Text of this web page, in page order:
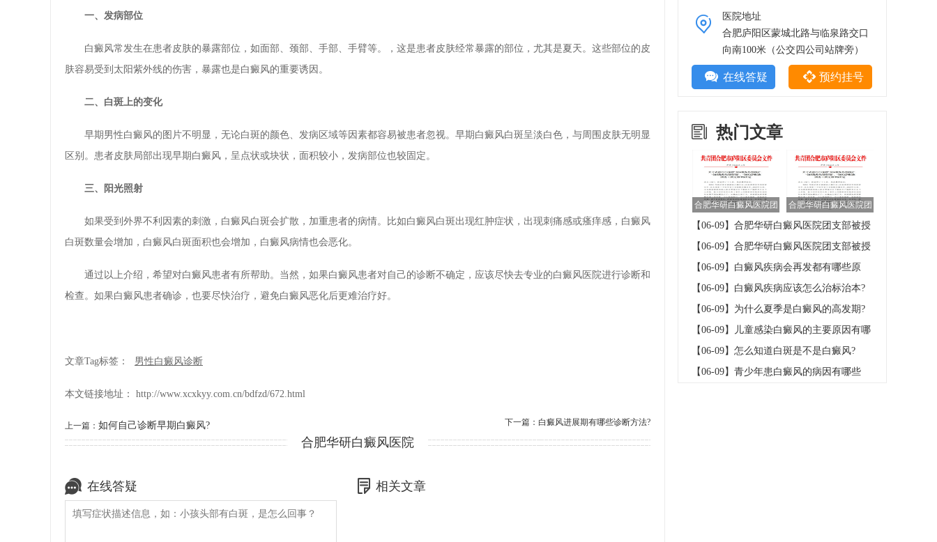
一、发病部位
白癜风常发生在患者皮肤的暴露部位，如面部、颈部、手部、手臂等。，这是患者皮肤经常暴露的部位，尤其是夏天。这些部位的皮
肤容易受到太阳紫外线的伤害，暴露也是白癜风的重要诱因。
二、白斑上的变化
早期男性白癜风的图片不明显，无论白斑的颜色、发病区域等因素都容易被患者忽视。早期白癜风白斑呈淡白色，与周围皮肤无明显
区别。患者皮肤局部出现早期白癜风，呈点状或块状，面积较小，发病部位也较固定。
三、阳光照射
如果受到外界不利因素的刺激，白癜风白斑会扩散，加重患者的病情。比如白癜风白斑出现红肿症状，出现刺痛感或瘙痒感，白癜风
白斑数量会增加，白癜风白斑面积也会增加，白癜风病情也会恶化。
通过以上介绍，希望对白癜风患者有所帮助。当然，如果白癜风患者对自己的诊断不确定，应该尽快去专业的白癜风医院进行诊断和
检查。如果白癜风患者确诊，也要尽快治疗，避免白癜风恶化后更难治疗好。
文章Tag标签： 男性白癜风诊断
本文链接地址： http://www.xcxkyy.com.cn/bdfzd/672.html
上一篇： 如何自己诊断早期白癜风? 下一篇： 白癜风进展期有哪些诊断方法?
合肥华研白癜风医院
在线答疑 相关文章
医院地址
合肥庐阳区蒙城北路与临泉路交口
向南100米（公交四公司站牌旁）
在线答疑 预约挂号
热门文章
合肥华研白癜风医院团
支部被授予2020年庐
合肥华研白癜风医院团
支部被授予2020年庐
【06-09】 合肥华研白癜风医院团支部被授
予2020年庐
【06-09】 合肥华研白癜风医院团支部被授
予2020年庐
【06-09】 白癜风疾病会再发都有哪些原
因?
【06-09】 白癜风疾病应该怎么治标治本?
【06-09】 为什么夏季是白癜风的高发期?
【06-09】
儿童感染白癜风的主要原因有哪
些?
【06-09】 怎么知道白斑是不是白癜风?
【06-09】 青少年患白癜风的病因有哪些